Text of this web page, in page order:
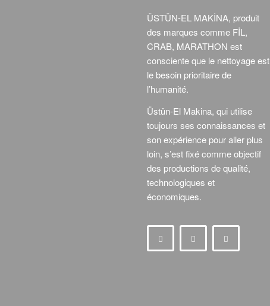
ÜSTÜN-EL MAKİNA, produit
des marques comme FİL,
CRAB, MARATHON est
consciente que le nettoyage est
le besoin prioritaire de
l’humanité.
Üstün-El Makina, qui utilise
toujours ses connaissances et
son expérience pour aller plus
loin, s’est fixé comme objectif
des productions de qualité,
technologiques et
économiques.